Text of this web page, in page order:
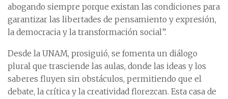
abogando siempre porque existan las condiciones para
garantizar las libertades de pensamiento y expresión,
la democracia y la transformación social”.
Desde la UNAM, prosiguió, se fomenta un diálogo
plural que trasciende las aulas, donde las ideas y los
saberes fluyen sin obstáculos, permitiendo que el
debate, la crítica y la creatividad florezcan. Esta casa de